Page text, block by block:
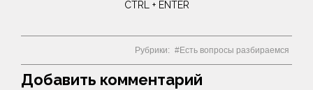
CTRL + ENTER
Рубрики: Есть вопросы разбираемся
Добавить комментарий